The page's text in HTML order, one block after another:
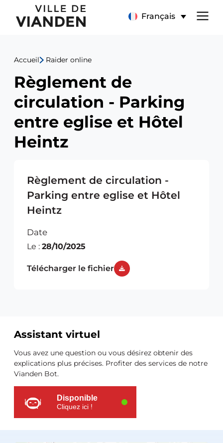
Règlement
de
circulation
Parking
entre
eglise
Hôtel
Heintz
Français
Menu
navigation
principal
Accueil Raider online
Règlement de
circulation - Parking
entre eglise et Hôtel
Heintz
Règlement de circulation -
Parking entre eglise et Hôtel
Heintz
Date
Le : 28/10/2025
Télécharger le fichier
Ressources
supplémentaires
Assistant virtuel
Vous avez une question ou vous désirez obtenir des
explications plus précises. Profiter des services de notre
Vianden Bot.
Disponible
Cliquez ici !